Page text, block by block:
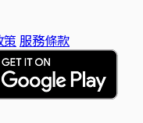
策 服務條款